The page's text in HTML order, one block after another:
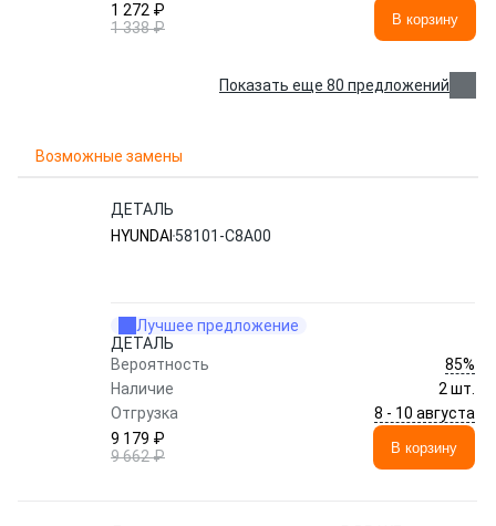
1 272 ₽
1 338 ₽
В корзину
Показать еще 80 предложений
Возможные замены
ДЕТАЛЬ
HYUNDAI 58101-C8A00
Лучшее предложение
ДЕТАЛЬ
Вероятность
85%
Наличие
2 шт.
Отгрузка
8 - 10 августа
9 179 ₽
9 662 ₽
В корзину